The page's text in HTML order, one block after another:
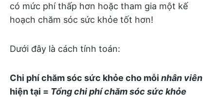
có mức phí thấp hơn hoặc tham gia một kế
hoạch chăm sóc sức khỏe tốt hơn!
Dưới đây là cách tính toán:
Chi phí chăm sóc sức khỏe cho mỗi nhân viên
hiện tại = Tổng chi phí chăm sóc sức khỏe